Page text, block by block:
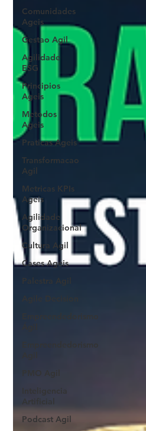
Comunidades
Ageis
Gestao Agil
Agilidade
ESG
Principios
Ageis
Metodos
Ageis
Praticas Ageis
Transformacao
Agil
Metricas KPIs
Ageis
Agilidade
Organizacional
Cultura Agil
Cases Ageis
Palestra Agil
Empreendedorismo
Inteligencia
Artificial
Podcast Agil